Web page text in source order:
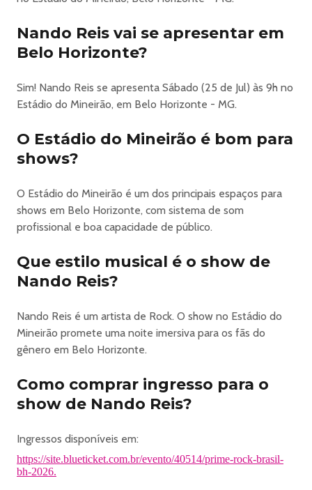
O Prime Rock BH está de volta.🤘
Dia 25 de julho, o Mineirão recebe o maior festival de
clássicos do rock nacional do país, com:
LOBOS ( LEGIAO URBANA) com ANDRÉ
FRATESCHIBLITZSAMUEL ROSANANDO REISLEO JAIME
Na sua 6ª edição, o Prime Rock BH já não é só um festival.
Virou tradição.
Uma história gigante.
Dia 25 de julho, a saudade vira encontro.
É pra cantar junto.
É pra sentir na pele.
É pra viver de novo.
Prepara o coração. ❤️
No ano da Copa,
INÍCIO DAS VENDAS: DIA 08 DE ABRIL ÀS 18 HORAS
Siga o @primerockbrasil.bh no Instagram! Clique aqui
: : SETORES : :
A Pista Rock Brasil é o coração do festival.
É onde pulsa a maior energia do Mineirão.
stage exclusivo
Local perfeito pra quem quer cantar de perto os maiores
sucessos do rock nacional.
Nando Reis vai se apresentar em
Belo Horizonte?
Sim! Nando Reis se apresenta Sábado (25 de Jul) às 9h no
Estádio do Mineirão, em Belo Horizonte - MG.
O Estádio do Mineirão é bom para
shows?
O Estádio do Mineirão é um dos principais espaços para
shows em Belo Horizonte, com sistema de som
profissional e boa capacidade de público.
Que estilo musical é o show de
Nando Reis?
Nando Reis é um artista de Rock. O show no Estádio do
Mineirão promete uma noite imersiva para os fãs do
gênero em Belo Horizonte.
Como comprar ingresso para o
show de Nando Reis?
Ingressos disponíveis em:
https://site.blueticket.com.br/evento/40514/prime-rock-brasil-
bh-2026.